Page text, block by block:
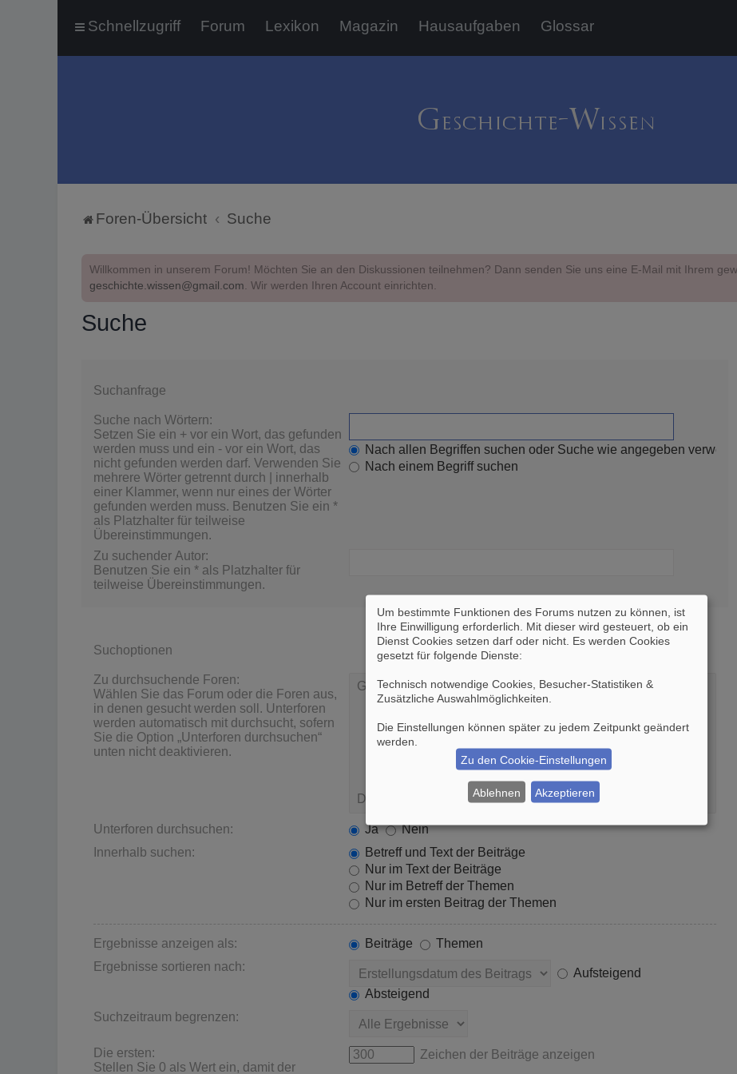
Schnellzugriff Forum Lexikon Magazin Hausaufgaben Glossar
Foren-Übersicht Suche
Willkommen in unserem Forum! Möchten Sie an den Diskussionen teilnehmen? Dann senden Sie uns eine E-Mail mit Ihrem
geschichte.wissen@gmail.com. Wir werden Ihren Account einrichten.
Suche
Suchanfrage
Suche nach Wörtern:
Setzen Sie ein + vor ein Wort, das gefunden
werden muss und ein - vor ein Wort, das
nicht gefunden werden darf. Verwenden Sie
mehrere Wörter getrennt durch
innerhalb
einer Klammer, wenn nur eines der Wörter
gefunden werden muss. Benutzen Sie ein *
als Platzhalter für teilweise
Übereinstimmungen.
Nach allen Begriffen suchen oder Suche wie angegeben
Nach einem Begriff suchen
Zu suchender Autor:
Benutzen Sie ein * als Platzhalter für
teilweise Übereinstimmungen.
Suchoptionen
Zu durchsuchende Foren:
Wählen Sie das Forum oder die Foren aus,
in denen gesucht werden soll. Unterforen
werden automatisch mit durchsucht, sofern
Sie die Option „Unterforen durchsuchen“
unten nicht deaktivieren.
Unterforen durchsuchen: Ja
Nein
Innerhalb suchen:
Betreff und Text der Beiträge
Nur im Text der Beiträge
Nur im Betreff der Themen
Nur im ersten Beitrag der Themen
Ergebnisse anzeigen als: Beiträge
Themen
Ergebnisse sortieren nach:
Aufsteigend
Absteigend
Suchzeitraum begrenzen:
Die ersten:
Stellen Sie 0 als Wert ein, damit der
Zeichen der Beiträge anzeigen
Um bestimmte Funktionen des Forums nutzen zu können, ist
Ihre Einwilligung erforderlich. Mit dieser wird gesteuert, ob ein
Dienst Cookies setzen darf oder nicht. Es werden Cookies
gesetzt für folgende Dienste:
Technisch notwendige Cookies, Besucher-Statistiken &
Zusätzliche Auswahlmöglichkeiten
Die Einstellungen können später zu jedem Zeitpunkt geändert
werden.
Zu den Cookie-Einstellungen
Ablehnen Akzeptieren